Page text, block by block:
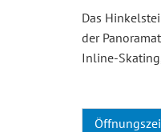
Das
der
Inline-